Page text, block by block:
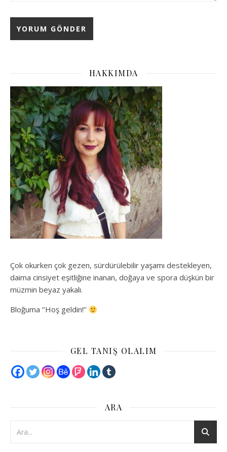
HAKKIMDA
Çok okurken çok gezen, sürdürülebilir yaşamı destekleyen,
daima cinsiyet eşitliğine inanan, doğaya ve spora düşkün bir
müzmin beyaz yakalı.
Bloğuma ‘’Hoş geldin!’’
GEL TANIŞ OLALIM
ARA